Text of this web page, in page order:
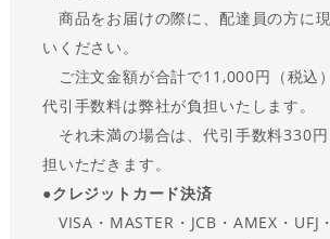
商品をお届けの際に、配達員の方に
いください。
ご注文金額が合計で11,000円（税込
代引手数料は弊社が負担いたします。
それ未満の場合は、代引手数料330円
担いただきます。
●クレジットカード決済
VISA・MASTER・JCB・AMEX・UFJ